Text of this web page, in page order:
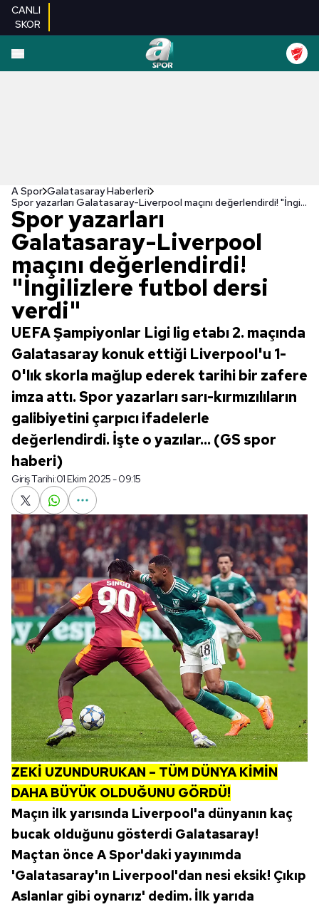
CANLI
SKOR
A Spor Galatasaray Haberleri
Spor yazarları Galatasaray-Liverpool maçını değerlendirdi! "İngilizlere futbol dersi verdi"
Spor yazarları
Galatasaray-Liverpool
maçını değerlendirdi!
"İngilizlere futbol dersi
verdi"
UEFA Şampiyonlar Ligi lig etabı 2. maçında
Galatasaray konuk ettiği Liverpool'u 1-
0'lık skorla mağlup ederek tarihi bir zafere
imza attı. Spor yazarları sarı-kırmızılıların
galibiyetini çarpıcı ifadelerle
değerlendirdi. İşte o yazılar... (GS spor
haberi)
Giriş Tarihi:01 Ekim 2025 - 09:15
ZEKİ UZUNDURUKAN – TÜM DÜNYA KİMİN
DAHA BÜYÜK OLDUĞUNU GÖRDÜ!
Maçın ilk yarısında Liverpool'a dünyanın kaç
bucak olduğunu gösterdi Galatasaray!
Maçtan önce A Spor'daki yayınımda
'Galatasaray'ın Liverpool'dan nesi eksik! Çıkıp
Aslanlar gibi oynarız' dedim. İlk yarıda